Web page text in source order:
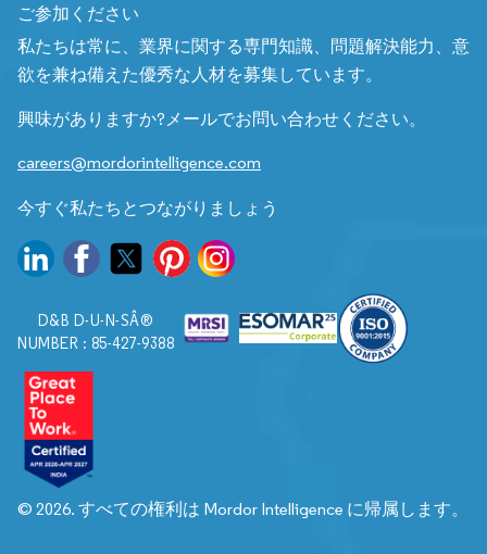
ご参加ください
私たちは常に、業界に関する専門知識、問題解決能力、意
欲を兼ね備えた優秀な人材を募集しています。
興味がありますか?メールでお問い合わせください。
careers@mordorintelligence.com
今すぐ私たちとつながりましょう
D&B D-U-N-SÂ®
NUMBER : 85-427-9388
© 2026. すべての権利は Mordor Intelligence に帰属します。